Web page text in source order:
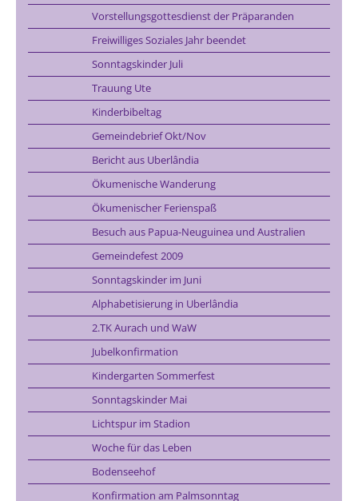
Vorstellungsgottesdienst der Präparanden
Freiwilliges Soziales Jahr beendet
Sonntagskinder Juli
Trauung Ute
Kinderbibeltag
Gemeindebrief Okt/Nov
Bericht aus Uberlândia
Ökumenische Wanderung
Ökumenischer Ferienspaß
Besuch aus Papua-Neuguinea und Australien
Gemeindefest 2009
Sonntagskinder im Juni
Alphabetisierung in Uberlândia
2.TK Aurach und WaW
Jubelkonfirmation
Kindergarten Sommerfest
Sonntagskinder Mai
Lichtspur im Stadion
Woche für das Leben
Bodenseehof
Konfirmation am Palmsonntag